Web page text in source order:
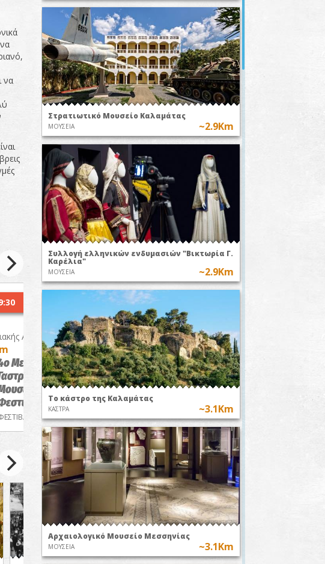
να
Αγωγής
Μεσσηνιακό
ΣΗΜΕΡΑ ΣΤΙΣ 20:00
~2.8Km
Α49-Ο Κήπος
των Επίγειων
Απολαύσεων
ΕΚΘΕΣΕΙΣ
Στρατιωτικό Μουσείο Καλαμάτας
ΜΟΥΣΕΙΑ ~2.9Km
Συλλογή ελληνικών ενδυμασιών "Βικτωρία Γ.
Καρέλια"
ΜΟΥΣΕΙΑ ~2.9Km
Το κάστρο της Καλαμάτας
ΚΑΣΤΡΑ ~3.1Km
Αρχαιολογικό Μουσείο Μεσσηνίας
ΜΟΥΣΕΙΑ ~3.1Km